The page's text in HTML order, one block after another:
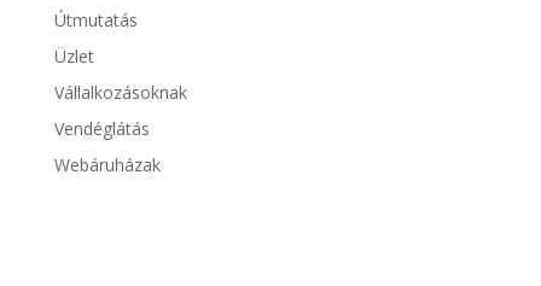
Útmutatás
Üzlet
Vállalkozásoknak
Vendéglátás
Webáruházak